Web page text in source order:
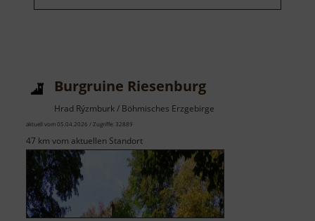
Burgruine Riesenburg
Hrad Rýzmburk / Böhmisches Erzgebirge
aktuell vom 05.04.2026 / Zugriffe: 32889
47 km vom aktuellen Standort